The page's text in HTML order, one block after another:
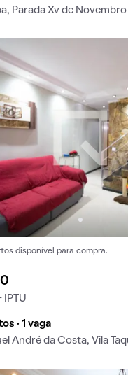
Parada Xv de Novembro
disponível para compra.
IPTU
· 1 vaga
André da Costa, Vila